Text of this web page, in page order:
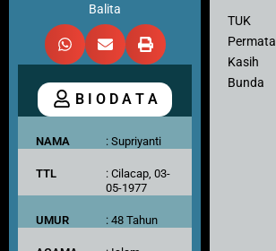
Balita
B I O D A T A
NAMA : Supriyanti
TTL
: Cilacap, 03-
05-1977
UMUR : 48 Tahun
TUK
Permata
Kasih
Bunda